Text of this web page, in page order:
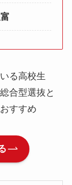
る高校生
合型選抜と
すすめ